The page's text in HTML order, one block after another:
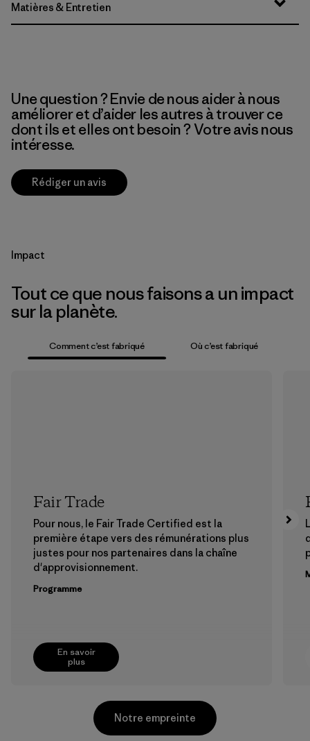
Matières & Entretien
Une question ? Envie de nous aider à nous
améliorer et d’aider les autres à trouver ce
dont ils et elles ont besoin ? Votre avis nous
intéresse.
Rédiger un avis
Impact
Tout ce que nous faisons a un impact
sur la planète.
Comment c’est fabriqué Où c’est fabriqué
En savoir
plus
Fair Trade
Pour nous, le Fair Trade Certified est la
première étape vers des rémunérations plus
justes pour nos partenaires dans la chaîne
d'approvisionnement.
Programme
Notre empreinte